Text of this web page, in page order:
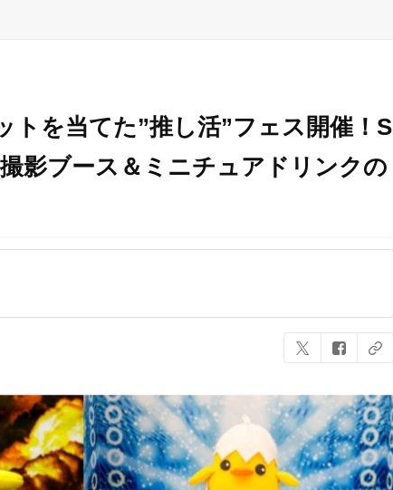
トを当てた”推し活”フェス開催！S
影ブース＆ミニチュアドリンクの